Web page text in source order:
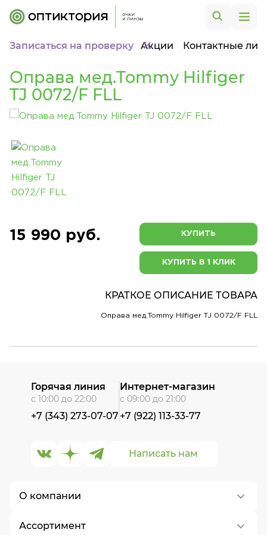
Записаться на проверку Акции Контактные
Оправа мед.Tommy Hilfiger
TJ 0072/F FLL
15 990 руб. КУПИТЬ
КУПИТЬ В 1 КЛИК
КРАТКОЕ ОПИСАНИЕ ТОВАРА
Оправа мед.Tommy Hilfiger TJ 0072/F FLL
О компании
О нас
Ассортимент
Написать нам
Горячая линия
с 10:00 до 22:00
+7 (343) 273-07-07
Интернет-магазин
с 09:00 до 21:00
+7 (922) 113-33-77